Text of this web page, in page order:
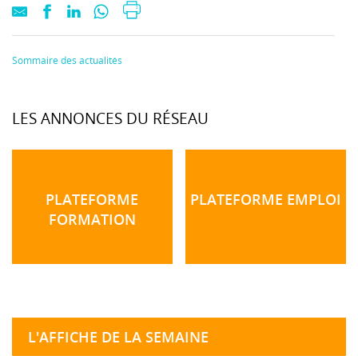
Sommaire des actualités
LES ANNONCES DU RÉSEAU
PLATEFORME
FORMATION
PLATEFORME EMPLOI
L'AFFICHE DE LA SEMAINE